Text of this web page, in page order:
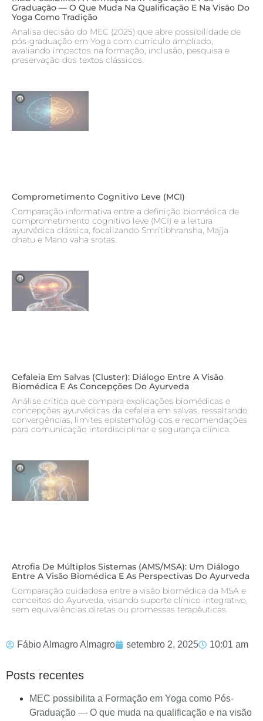
Graduação — O Que Muda Na Qualificação E Na Visão Do
Yoga Como Tradição
Analisa decisão do MEC (2025) que abre possibilidade de
pós-graduação em Yoga com currículo ampliado,
avaliando impactos na formação, inclusão, pesquisa e
preservação dos textos clássicos.
Comprometimento Cognitivo Leve (MCI)
Comparação informativa entre a definição biomédica de
comprometimento cognitivo leve (MCI) e a leitura
ayurvédica clássica, focalizando Smritibhransha, Majja
dhatu e Mano vaha srotas.
Cefaleia Em Salvas (cluster): Diálogo Entre A Visão
Biomédica E As Concepções Do Ayurveda
Análise crítica que compara explicações biomédicas e
concepções ayurvédicas da cefaleia em salvas, ressaltando
convergências, limites epistemológicos e recomendações
para comunicação interdisciplinar e segurança clínica.
Atrofia De Múltiplos Sistemas (AMS/MSA): Um Diálogo
Entre A Visão Biomédica E As Perspectivas Do Ayurveda
Comparação cuidadosa entre a visão biomédica da MSA e
conceitos do Ayurveda, visando suporte clínico integrativo,
sem equivalências diretas ou promessas terapêuticas.
Fábio Almagro Almagro setembro 2, 2025 10:01 am
Posts recentes
MEC possibilita a Formação em Yoga como Pós-
Graduação — O que muda na qualificação e na visão